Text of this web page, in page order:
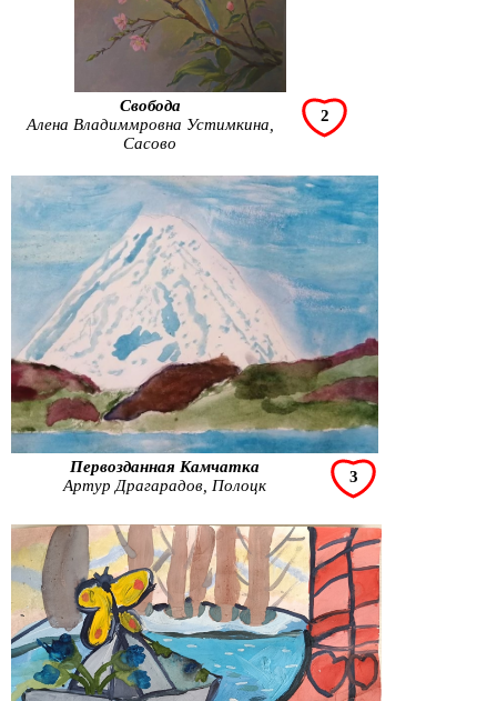
2
Свобода
Алена Владиммровна Устимкина,
Сасово
3
Первозданная Камчатка
Артур Драгарадов, Полоцк